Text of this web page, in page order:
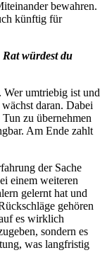
bewahren.
künftig für
würdest du
Wer umtriebig ist und
daran. Dabei
zu übernehmen
Am Ende zahlt
der Sache
einem weiteren
gelernt hat und
gehören
es wirklich
sondern es
was langfristig